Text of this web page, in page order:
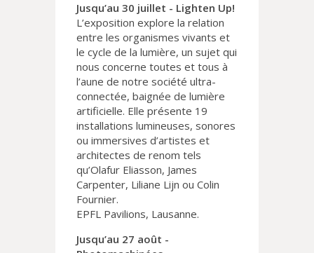
Jusqu’au 30 juillet - Lighten Up!
L’exposition explore la relation
entre les organismes vivants et
le cycle de la lumière, un sujet qui
nous concerne toutes et tous à
l’aune de notre société ultra-
connectée, baignée de lumière
artificielle. Elle présente 19
installations lumineuses, sonores
ou immersives d’artistes et
architectes de renom tels
qu’Olafur Eliasson, James
Carpenter, Liliane Lijn ou Colin
Fournier.
EPFL Pavilions, Lausanne.
Jusqu’au 27 août -